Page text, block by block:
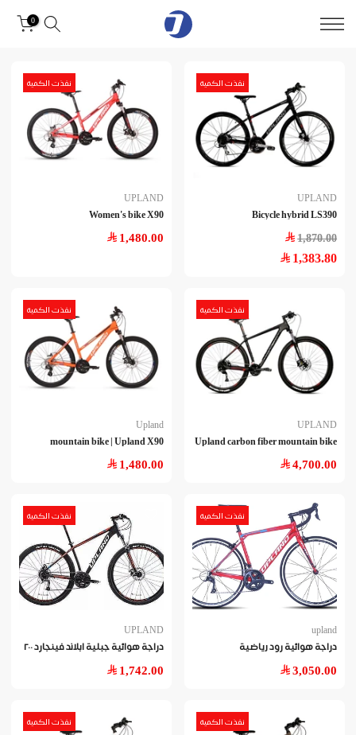
to
0
نفذت الكمية
UPLAND
Bicycle hybrid LS390
1,870.00
1,383.80
نفذت الكمية
UPLAND
Women's bike X90
1,480.00
نفذت الكمية
UPLAND
Upland carbon fiber mountain bike
4,700.00
نفذت الكمية
Upland
mountain bike | Upland X90
1,480.00
نفذت الكمية
upland
دراجة هوائية رود رياضية
3,050.00
نفذت الكمية
UPLAND
دراجة هوائية جبلية ابلاند فينجارد ٢٠٠
1,742.00
نفذت الكمية نفذت الكمية